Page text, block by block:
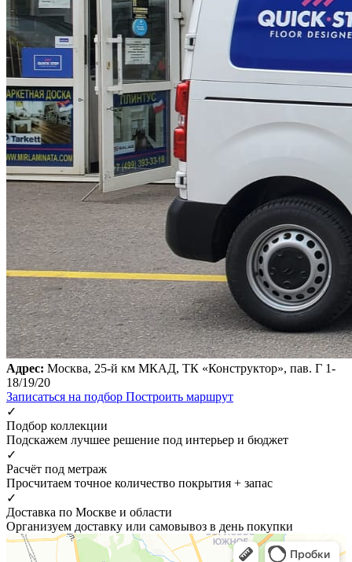
Адрес: Москва, 25-й км МКАД, ТК «Конструктор», пав. Г 1-
18/19/20
Записаться на подбор Построить маршрут
✓
Подбор коллекции
Подскажем лучшее решение под интерьер и бюджет
✓
Расчёт под метраж
Просчитаем точное количество покрытия + запас
✓
Доставка по Москве и области
Организуем доставку или самовывоз в день покупки